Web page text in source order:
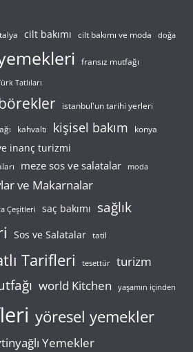
cilt bakımı cilt bakımı ve moda doğa
fransız mutfağı
Tatlıları
istanbul'un tarihi yerleri
kahvaltı kişisel bakım konya
inanç turizmi
meze sos ve salatalar moda
ve Makarnalar
Çeşitleri saç bakımı sağlık
Sos ve Salatalar tatil
Tarifleri tesettür turizm
world Kitchen yaşamın içinden
yöresel yemekler
Yemekler